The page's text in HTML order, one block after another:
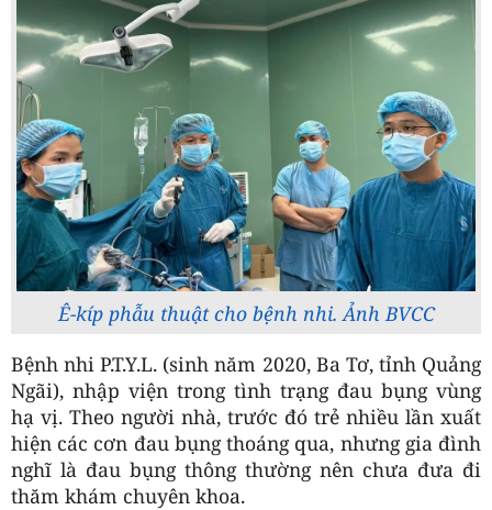
Ê-kíp phẫu thuật cho bệnh nhi. Ảnh BVCC
Bệnh nhi P.T.Y.L. (sinh năm 2020, Ba Tơ, tỉnh Quảng
Ngãi), nhập viện trong tình trạng đau bụng vùng
hạ vị. Theo người nhà, trước đó trẻ nhiều lần xuất
hiện các cơn đau bụng thoáng qua, nhưng gia đình
nghĩ là đau bụng thông thường nên chưa đưa đi
thăm khám chuyên khoa.